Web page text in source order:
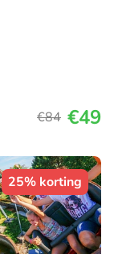
€84 €49
25% korting